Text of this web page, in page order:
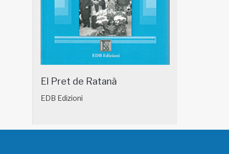
El Pret de Ratanà
EDB Edizioni